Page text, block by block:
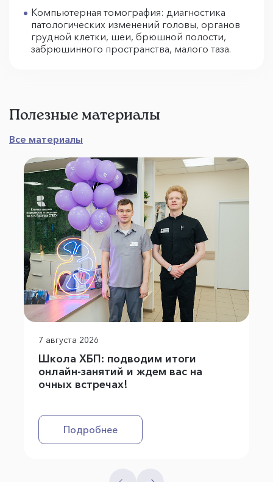
Компьютерная томография: диагностика
патологических изменений головы, органов
грудной клетки, шеи, брюшной полости,
забрюшинного пространства, малого таза.
Полезные материалы
Все материалы
7 августа 2026
Школа ХБП: подводим итоги
онлайн-занятий и ждем вас на
очных встречах!
Подробнее